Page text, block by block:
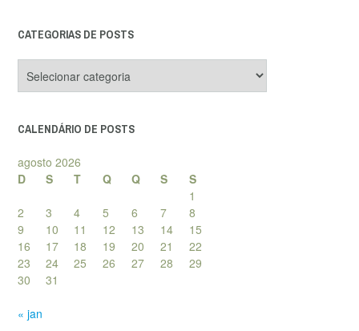
CATEGORIAS DE POSTS
de
CALENDÁRIO DE POSTS
agosto 2026
D
S T Q Q S
S
1
2
3 4 5 6 7
8
9
10 11 12 13 14
15
16
17 18 19 20 21
22
23
24 25 26 27 28
29
30
31
« jan